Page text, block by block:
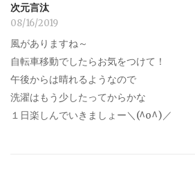
次元言汰
08/16/2019
風がありますね～
自転車移動でしたらお気をつけて！
午後からは晴れるようなので
洗濯はもう少したってからかな
１日楽しんでいきましょー＼(^o^)／